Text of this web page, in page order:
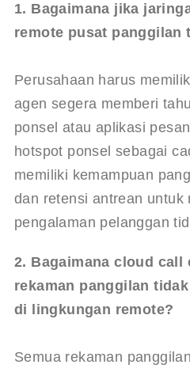
1. Bagaimana jika
remote pusat panggilan
Perusahaan harus
agen segera memberi
ponsel atau aplikasi
hotspot ponsel sebagai
memiliki kemampuan
dan retensi antrean untuk
pengalaman pelanggan
2. Bagaimana cloud call
rekaman panggilan
di lingkungan remote?
Semua rekaman